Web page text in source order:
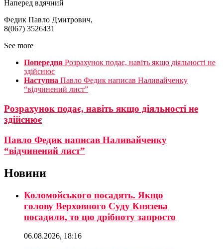
Наперед вдячний
Федик Павло Дмитрович,
8(067) 3526431
See more
Попередня Розрахунок подає, навіть якщо діяльності не
здійснює
Наступна Павло Федик написав Наливайченку
“відчинений лист”
Розрахунок подає, навіть якщо діяльності не
здійснює
Павло Федик написав Наливайченку
“відчинений лист”
Новини
Коломойського посадять. Якщо
голову Верховного Суду Князева
посадили, то цю дрібноту запросто
06.08.2026, 18:16